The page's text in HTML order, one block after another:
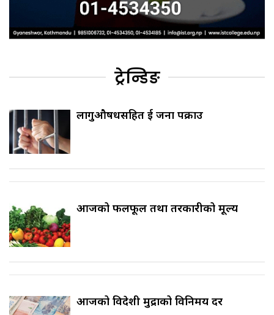
ट्रेन्डिङ
लागुऔषधसहित दुई जना पक्राउ
आजको फलफूल तथा तरकारीको मूल्य
आजको विदेशी मुद्राको विनिमय दर